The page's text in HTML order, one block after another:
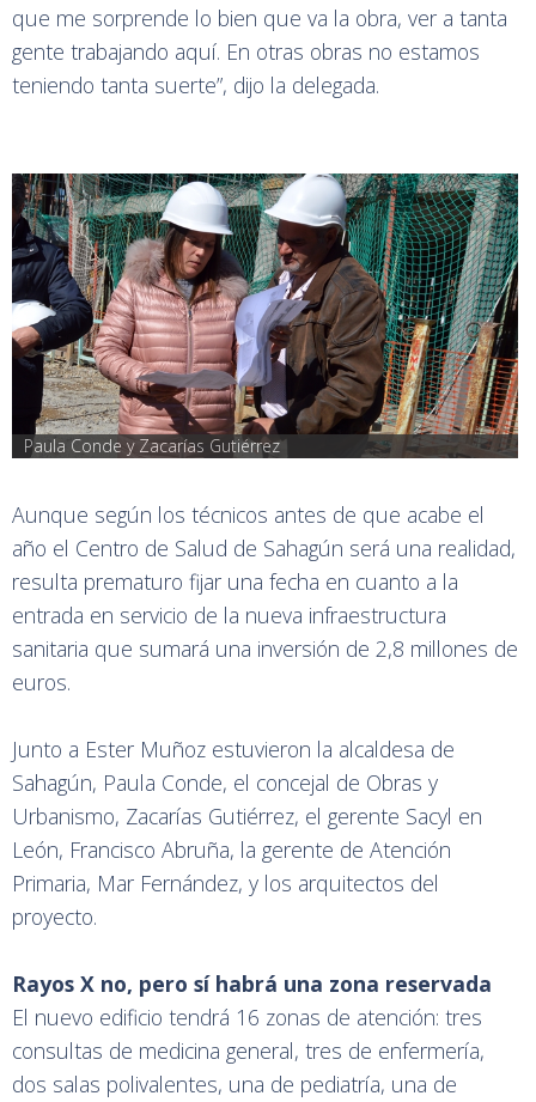
que me sorprende lo bien que va la obra, ver a tanta
gente trabajando aquí. En otras obras no estamos
teniendo tanta suerte”, dijo la delegada.
Paula Conde y Zacarías Gutiérrez
Aunque según los técnicos antes de que acabe el
año el Centro de Salud de Sahagún será una realidad,
resulta prematuro fijar una fecha en cuanto a la
entrada en servicio de la nueva infraestructura
sanitaria que sumará una inversión de 2,8 millones de
euros.
Junto a Ester Muñoz estuvieron la alcaldesa de
Sahagún, Paula Conde, el concejal de Obras y
Urbanismo, Zacarías Gutiérrez, el gerente Sacyl en
León, Francisco Abruña, la gerente de Atención
Primaria, Mar Fernández, y los arquitectos del
proyecto.
Rayos X no, pero sí habrá una zona reservada
El nuevo edificio tendrá 16 zonas de atención: tres
consultas de medicina general, tres de enfermería,
dos salas polivalentes, una de pediatría, una de